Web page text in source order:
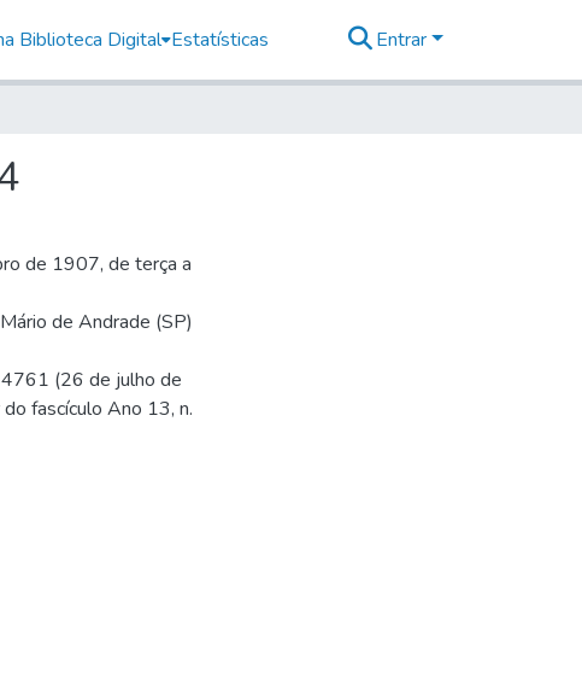
Biblioteca Digital Estatísticas Entrar
de 1907, de terça a
de Andrade (SP)
4761 (26 de julho de
fascículo Ano 13, n.